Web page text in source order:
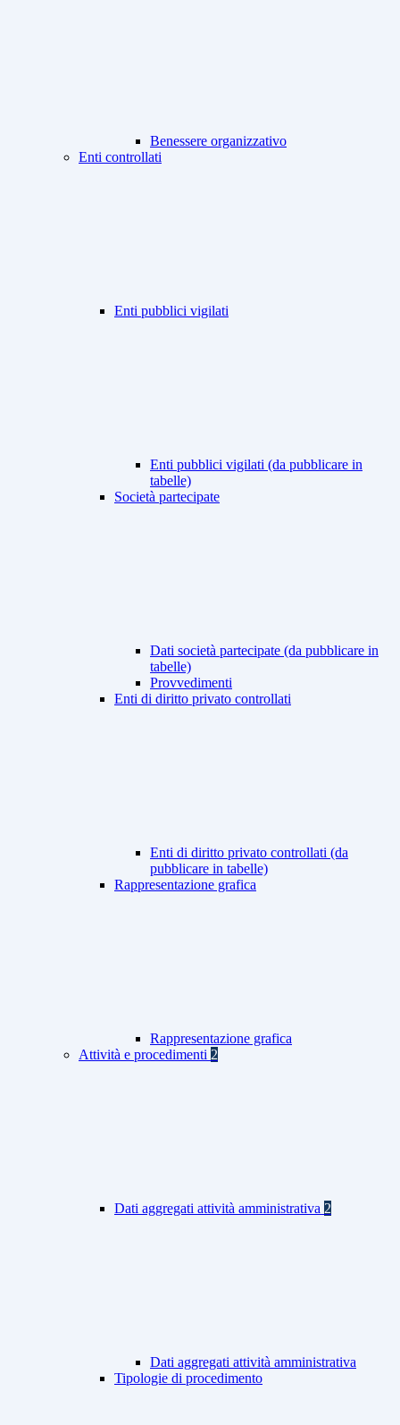
Benessere organizzativo
Enti controllati
Enti pubblici vigilati
Enti pubblici vigilati (da pubblicare in
tabelle)
Società partecipate
Dati società partecipate (da pubblicare in
tabelle)
Provvedimenti
Enti di diritto privato controllati
Enti di diritto privato controllati (da
pubblicare in tabelle)
Rappresentazione grafica
Rappresentazione grafica
Attività e procedimenti 2
Dati aggregati attività amministrativa 2
Dati aggregati attività amministrativa
Tipologie di procedimento